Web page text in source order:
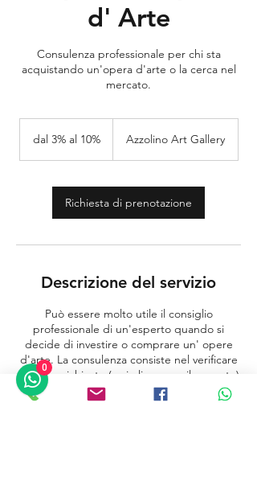
d' Arte
Consulenza professionale per chi sta
acquistando un'opera d'arte o la cerca nel
mercato.
dal 3% al 10% Azzolino Art Gallery
Richiesta di prenotazione
Descrizione del servizio
Può essere molto utile il consiglio
professionale di un'esperto quando si
decide di investire o comprare un' opere
d'arte. La consulenza consiste nel verificare
il prezzo richiesto (se in linea con il mercato)
e l'eventuale documentazione a corredo
dell'opera per investire in sicurezza ed al
0